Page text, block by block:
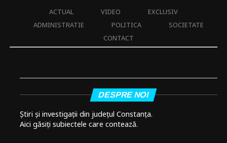
ACTUAL VIDEO
EXCLUSIV
ADMINISTRATIE
POLITICA
SOCIETATE
CONTACT
DESPRE NOI
Știri și investigații din județul Constanța.
Aici găsiți subiectele care contează.